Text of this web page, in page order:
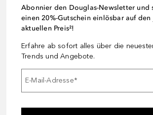
Abonnier den Douglas-Newsletter und
einen 20%-Gutschein einlösbar auf
aktuellen Preis²!
Erfahre ab sofort alles über die
Trends und Angebote.
E-Mail-Adresse*